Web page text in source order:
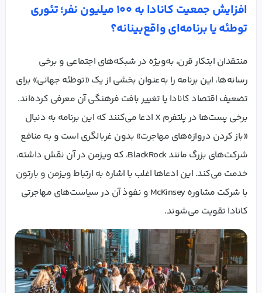
افزایش جمعیت کانادا به ۱۰۰ میلیون نفر؛ تئوری
توطئه یا برنامه‌ای واقع‌بینانه؟
منتقدان ابتکار قرن، به‌ویژه در شبکه‌های اجتماعی و برخی
رسانه‌ها، این برنامه را به‌عنوان بخشی از یک «توطئه جهانی» برای
تضعیف اقتصاد کانادا یا تغییر بافت فرهنگی آن معرفی کرده‌اند.
برخی پست‌ها در پلتفرم X ادعا می‌کنند که این برنامه به دنبال
«باز کردن دروازه‌های مهاجرت» بدون غربالگری است و به منافع
شرکت‌های بزرگ مانند BlackRock، که ویزمن در آن نقش داشته،
خدمت می‌کند. این ادعاها اغلب با اشاره به ارتباط ویزمن و بارتون
با شرکت مشاوره McKinsey و نفوذ آن در سیاست‌های مهاجرتی
کانادا تقویت می‌شوند.